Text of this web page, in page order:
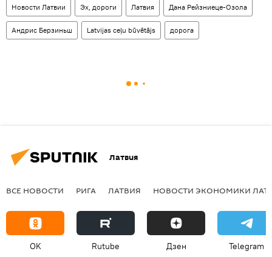
Новости Латвии Эх, дороги Латвия Дана Рейзниеце-Озола
Андрис Берзиньш Latvijas ceļu būvētājs дорога
Латвия
ВСЕ НОВОСТИ РИГА ЛАТВИЯ НОВОСТИ ЭКОНОМИКИ
OK Rutube Дзен Telegram